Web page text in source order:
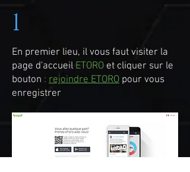
1
En premier lieu, il vous faut visiter la
page d'accueil ETORO et cliquer sur le
bouton : rejoindre ETORO pour vous
enregistrer